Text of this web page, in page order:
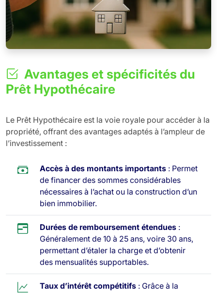
Avantages et spécificités du
Prêt Hypothécaire
Le Prêt Hypothécaire est la voie royale pour accéder à la
propriété, offrant des avantages adaptés à l’ampleur de
l’investissement :
Accès à des montants importants : Permet
de financer des sommes considérables
nécessaires à l’achat ou la construction d’un
bien immobilier.
Durées de remboursement étendues :
Généralement de 10 à 25 ans, voire 30 ans,
permettant d’étaler la charge et d’obtenir
des mensualités supportables.
Taux d’intérêt compétitifs : Grâce à la